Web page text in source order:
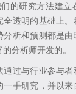
们的研究方法建
全透明的基础上
分析和预测都是
分析师开发的。
通过与行业参与
一手研究，并以